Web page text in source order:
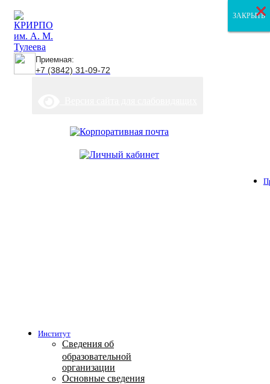
Приемная:
+7 (3842) 31-09-72
Институт
Сведения об
образовательной
организации
Основные сведения
ЗАКРЫТЬ
ЗАКРЫТЬ
ЗАКРЫТЬ
×
×
×